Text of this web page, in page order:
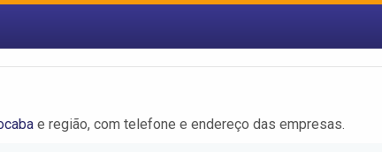
e região, com telefone e endereço das empresas.